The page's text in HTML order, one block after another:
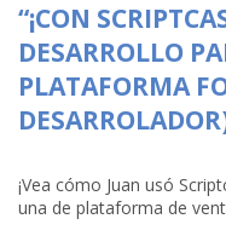
“¡CON
DESARROLLO
PLATAFORMA
¡Vea cómo Juan usó
una de plataforma de